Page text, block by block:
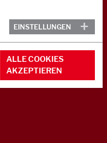
EINSTELLUNGEN
ALLE COOKIES
AKZEPTIEREN